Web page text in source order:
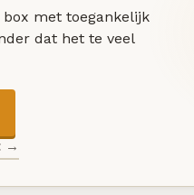
box met toegankelijk
dat het te veel
→